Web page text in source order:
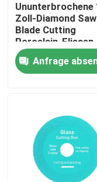
Diamond Saw
Diamond Drill
Ununterbrochene
Zoll-Diamond Saw
Blade Cutting
Porcelain-Fliesen-
Keramik
Anfrage